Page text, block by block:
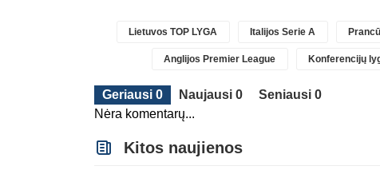
Lietuvos TOP LYGA Italijos Serie A
Anglijos Premier League Konferencijų
Geriausi 0 Naujausi 0
Seniausi 0
Nėra komentarų...
Kitos naujienos